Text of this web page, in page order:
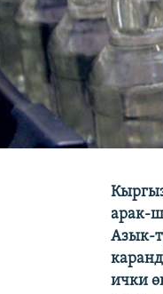
арак-
Азык-
ички